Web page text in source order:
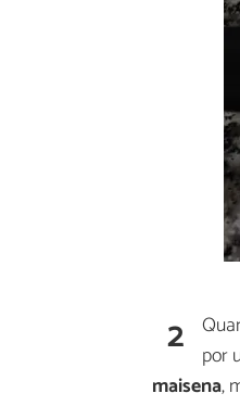
2 por
maisena,